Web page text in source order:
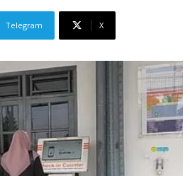
Telegram X